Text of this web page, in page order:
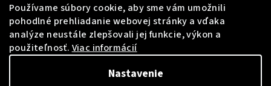
Používame súbory cookie, aby sme vám umožnili
pohodlné prehliadanie webovej stránky a vďaka
analýze neustále zlepšovali jej funkcie, výkon a
použiteľnosť. Viac informácií
Nastavenie
Edox 01128-3NRCA-NN
KÓD:01128-3NRCA-NN
Edox 01125-CLNGN-NING
KÓD:01125-CLNGN-NING